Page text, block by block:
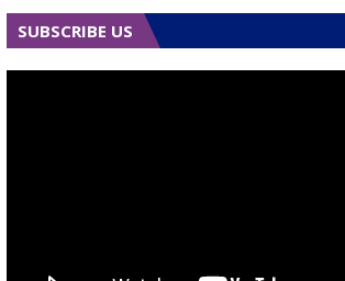
SUBSCRIBE US